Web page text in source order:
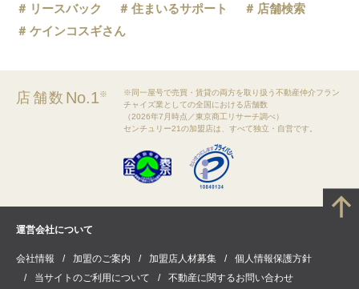
リースバック
住まいるサポート
店舗検索
ケインコスギさん
店舗数 No.1※
※同一屋号で売買・賃貸の両方を取り扱う不動産仲介フラン
チャイズ業としての全国における店舗数
（2026年7月時点／東京商工リサーチ調べ）
センチュリー21の加盟店は、すべて独立・自営です。
運営会社について
会社情報 加盟のご案内 加盟店人材募集
個人情報保護方針
当サイトのご利用について
不動産に関するお問い合わせ